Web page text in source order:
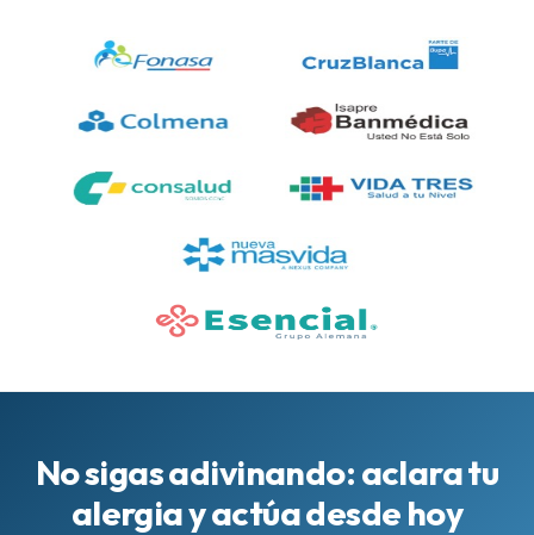
No sigas adivinando: aclara tu
alergia y actúa desde hoy